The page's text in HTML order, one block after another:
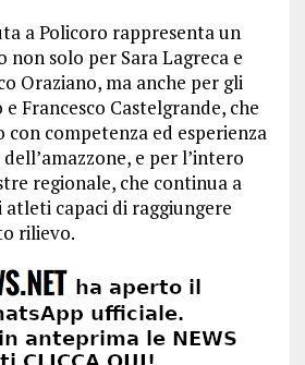
a Policoro rappresenta un
solo per Sara Lagreca e
Oraziano, ma anche per gli
Francesco Castelgrande, che
competenza ed esperienza
e per l’intero
regionale, che continua a
capaci di raggiungere
rilievo.